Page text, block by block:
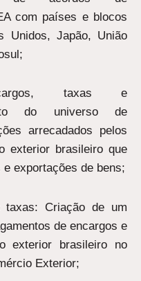
com países e blocos
Unidos, Japão, União
taxas e
do universo de
arrecadados pelos
exterior brasileiro que
exportações de bens;
taxas: Criação de um
de encargos e
exterior brasileiro no
Exterior;